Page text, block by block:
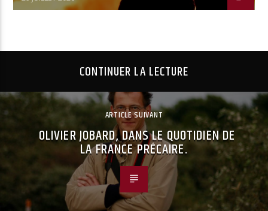
CONTINUER LA LECTURE
ARTICLE SUIVANT
OLIVIER JOBARD, DANS LE QUOTIDIEN DE
LA FRANCE PRÉCAIRE.